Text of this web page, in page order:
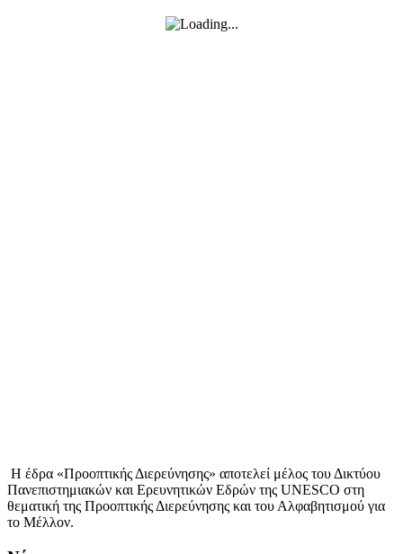
Η έδρα «Προοπτικής Διερεύνησης» αποτελεί μέλος του Δικτύου
Πανεπιστημιακών και Ερευνητικών Εδρών της UNESCO στη
θεματική της Προοπτικής Διερεύνησης και του Αλφαβητισμού για
το Μέλλον.